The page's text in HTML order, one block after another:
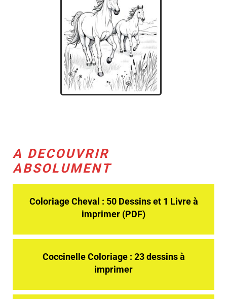
A DECOUVRIR
ABSOLUMENT
Coloriage Cheval : 50 Dessins et 1 Livre à
imprimer (PDF)
Coccinelle Coloriage : 23 dessins à
imprimer